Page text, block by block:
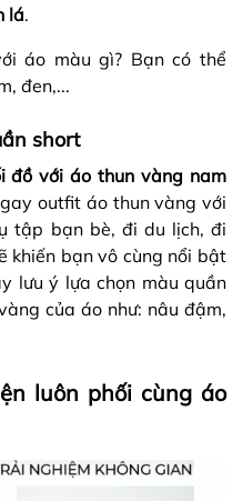
lá.
áo màu gì? Bạn có thể
đen,...
short
đồ với áo thun vàng nam
outfit áo thun vàng với
tập bạn bè, đi du lịch, đi
khiến bạn vô cùng nổi bật
lưu ý lựa chọn màu quần
của áo như: nâu đậm,
luôn phối cùng áo